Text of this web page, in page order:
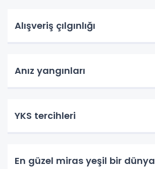
Alışveriş çılgınlığı
Anız yangınları
YKS tercihleri
En güzel miras yeşil bir dünya